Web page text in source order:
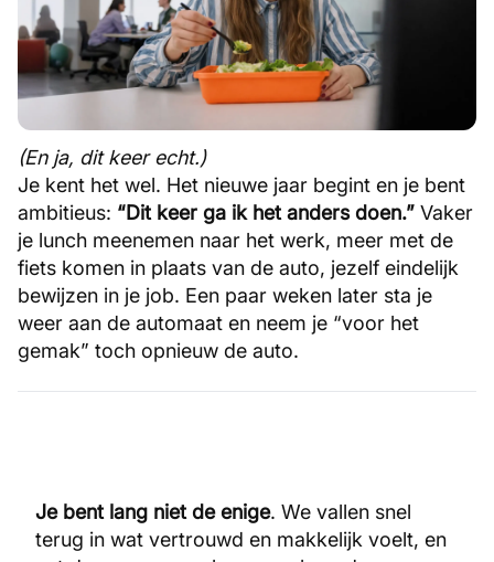
(En ja, dit keer echt.)
Je kent het wel. Het nieuwe jaar begint en je bent
ambitieus: “Dit keer ga ik het anders doen.” Vaker
je lunch meenemen naar het werk, meer met de
fiets komen in plaats van de auto, jezelf eindelijk
bewijzen in je job. Een paar weken later sta je
weer aan de automaat en neem je “voor het
gemak” toch opnieuw de auto.
Je bent lang niet de enige. We vallen snel
terug in wat vertrouwd en makkelijk voelt, en